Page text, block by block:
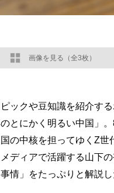
画像を見る（全3枚）
ックや豆知識を紹介す
とにかく明るい中国」
の中核を担ってゆくZ世
ディアで活躍する山下の
情」をたっぷりと解説し